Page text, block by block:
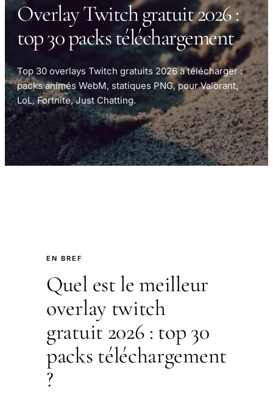
Overlay Twitch gratuit 2026 :
top 30 packs téléchargement
Top 30 overlays Twitch gratuits 2026 à télécharger :
packs animés WebM, statiques PNG, pour Valorant,
LoL, Fortnite, Just Chatting.
EN BREF
Quel est le meilleur
overlay twitch
gratuit 2026 : top 30
packs téléchargement
?